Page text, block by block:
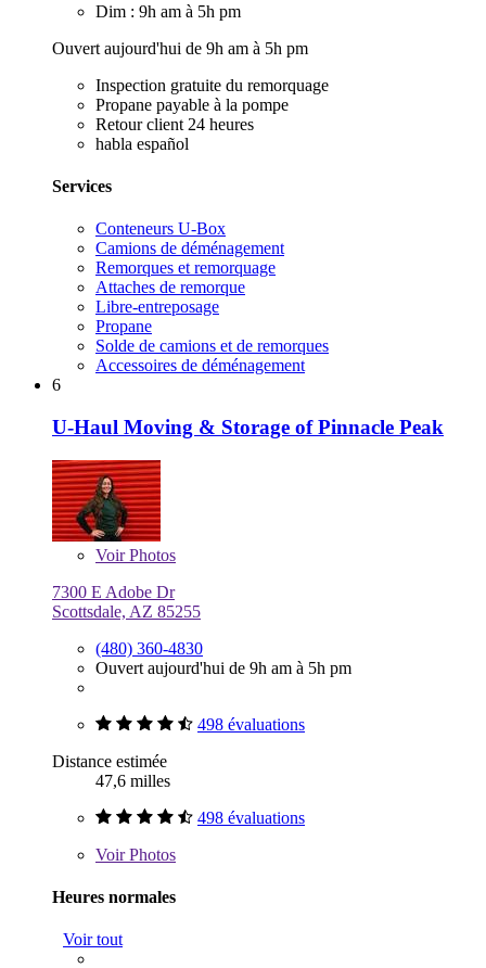
Dim : 9h am à 5h pm
Ouvert aujourd'hui de 9h am à 5h pm
Inspection gratuite du remorquage
Propane payable à la pompe
Retour client 24 heures
habla español
Services
Conteneurs U-Box
Camions de déménagement
Remorques et remorquage
Attaches de remorque
Libre-entreposage
Propane
Solde de camions et de remorques
Accessoires de déménagement
6
U-Haul Moving & Storage of Pinnacle Peak
VoirPhotos
7300 E Adobe Dr
Scottsdale, AZ 85255
(480) 360-4830
Ouvert aujourd'hui de 9h am à 5h pm
498 évaluations
Distance estimée
47,6 milles
498 évaluations
VoirPhotos
Heures normales
Voir tout